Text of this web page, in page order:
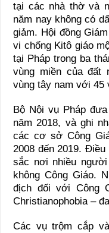
tại các nhà thờ và
năm nay không có
giảm. Hội đồng
vi chống Kitô giáo
tại Pháp trong ba
vùng miền của đất
vùng tây nam với 45
Bộ Nội vụ Pháp
năm 2018, và ghi
các cơ sở Công
2008 đến 2019.
sắc nơi nhiều
không Công Giáo.
địch đối với Công
Christianophobia –
Các vụ trộm cắp